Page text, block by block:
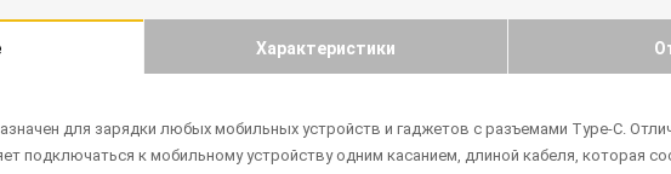
Характеристики
для зарядки любых мобильных устройств и гаджетов с разъемами Type-C.
подключаться к мобильному устройству одним касанием, длиной кабеля, которая